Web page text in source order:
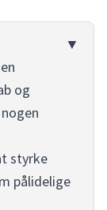
og
styrke
pålidelige